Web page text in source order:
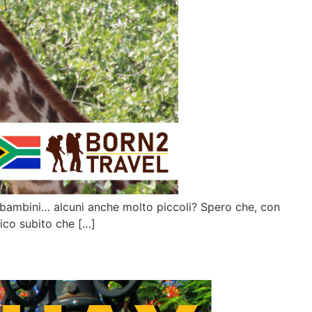
alcuni anche molto piccoli? Spero che, con
subito che […]